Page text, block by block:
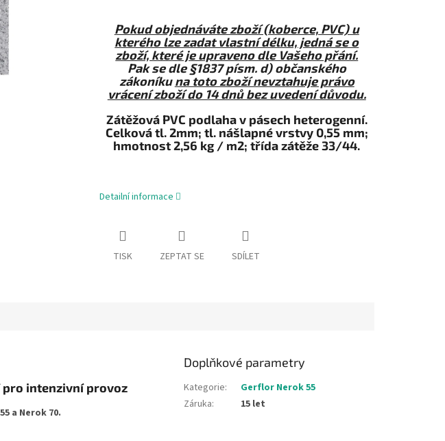
Pokud objednáváte zboží (koberce, PVC) u
kterého lze zadat vlastní délku, jedná se o
zboží, které je upraveno dle Vašeho přání.
Pak se dle §1837 písm. d) občanského
zákoníkuna toto zboží nevztahuje právo
vrácení zboží do 14 dnů bez uvedení důvodu.
Zátěžová PVC podlaha v pásech heterogenní.
Celková tl. 2mm; tl. nášlapné vrstvy 0,55 mm;
hmotnost 2,56 kg / m2; třída zátěže 33/44.
Detailní informace
TISK ZEPTAT SE SDÍLET
pro intenzivní provoz
a Nerok 70.
Doplňkové parametry
Kategorie:
Gerflor Nerok 55
Záruka: 15 let